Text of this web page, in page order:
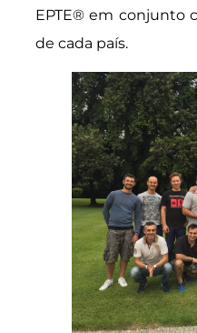
EPTE® em conjunto
de cada país.